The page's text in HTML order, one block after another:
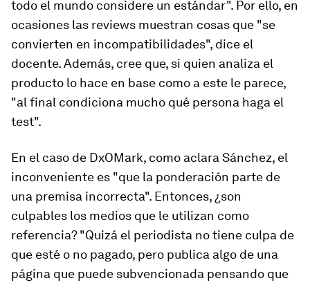
todo el mundo considere un estándar". Por ello, en
ocasiones las reviews muestran cosas que "se
convierten en incompatibilidades", dice el
docente. Además, cree que, si quien analiza el
producto lo hace en base como a este le parece,
"al final condiciona mucho qué persona haga el
test".
En el caso de DxOMark, como aclara Sánchez, el
inconveniente es "que la ponderación parte de
una premisa incorrecta". Entonces, ¿son
culpables los medios que le utilizan como
referencia? "Quizá el periodista no tiene culpa de
que esté o no pagado, pero publica algo de una
página que puede subvencionada pensando que